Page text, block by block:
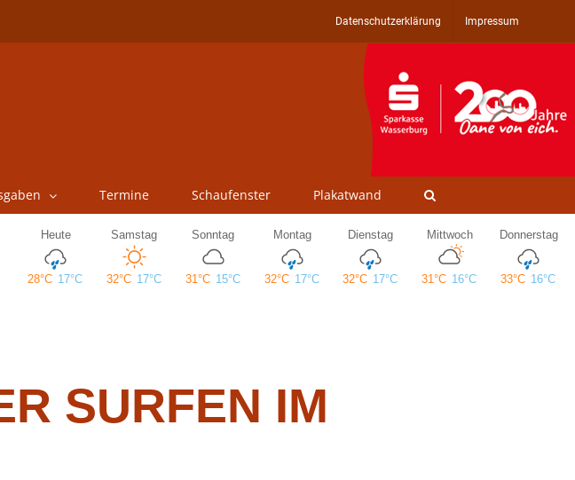
Datenschutzerklärung Impressum
Termine Schaufenster Plakatwand
SURFEN IM